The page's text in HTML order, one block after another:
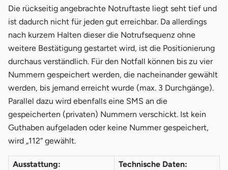
Die rückseitig angebrachte Notruftaste liegt seht tief und
ist dadurch nicht für jeden gut erreichbar. Da allerdings
nach kurzem Halten dieser die Notrufsequenz ohne
weitere Bestätigung gestartet wird, ist die Positionierung
durchaus verständlich. Für den Notfall können bis zu vier
Nummern gespeichert werden, die nacheinander gewählt
werden, bis jemand erreicht wurde (max. 3 Durchgänge).
Parallel dazu wird ebenfalls eine SMS an die
gespeicherten (privaten) Nummern verschickt. Ist kein
Guthaben aufgeladen oder keine Nummer gespeichert,
wird „112“ gewählt.
Ausstattung: Technische Daten: